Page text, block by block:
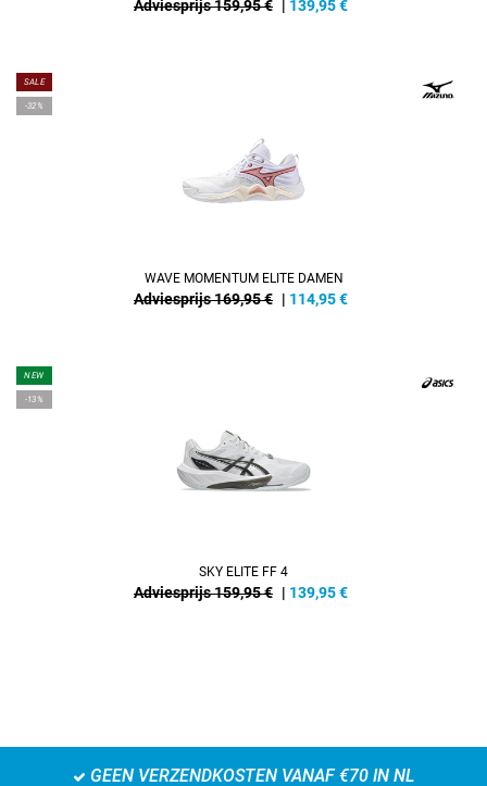
Adviesprijs 159,95 € 139,95€
SALE
-32%
WAVE MOMENTUM ELITE DAMEN
Adviesprijs 169,95 € | 114,95€
NEW
-13%
SKY ELITE FF 4
Adviesprijs 159,95 € | 139,95€
GEEN VERZENDKOSTEN VANAF €70 IN NL